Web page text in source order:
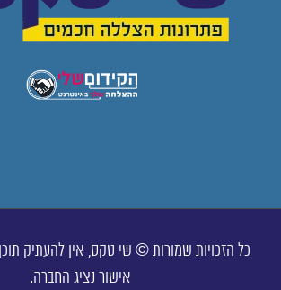
כל הזכויות שמורות © שי טקס, אין להעתיק
אישור נציג החברה.